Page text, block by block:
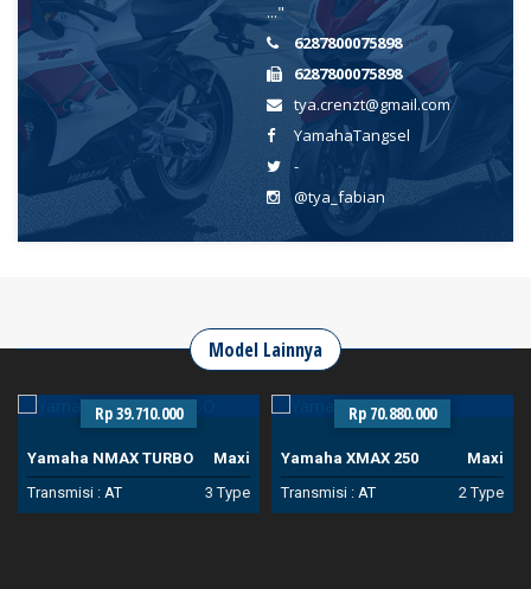
..."
6287800075898
6287800075898
tya.crenzt@gmail.com
YamahaTangsel
-
@tya_fabian
Model Lainnya
Rp 39.710.000
Yamaha NMAX TURBO
Maxi
Transmisi : AT 3 Type
Rp 70.880.000
Yamaha XMAX 250
Maxi
Transmisi : AT 2 Type